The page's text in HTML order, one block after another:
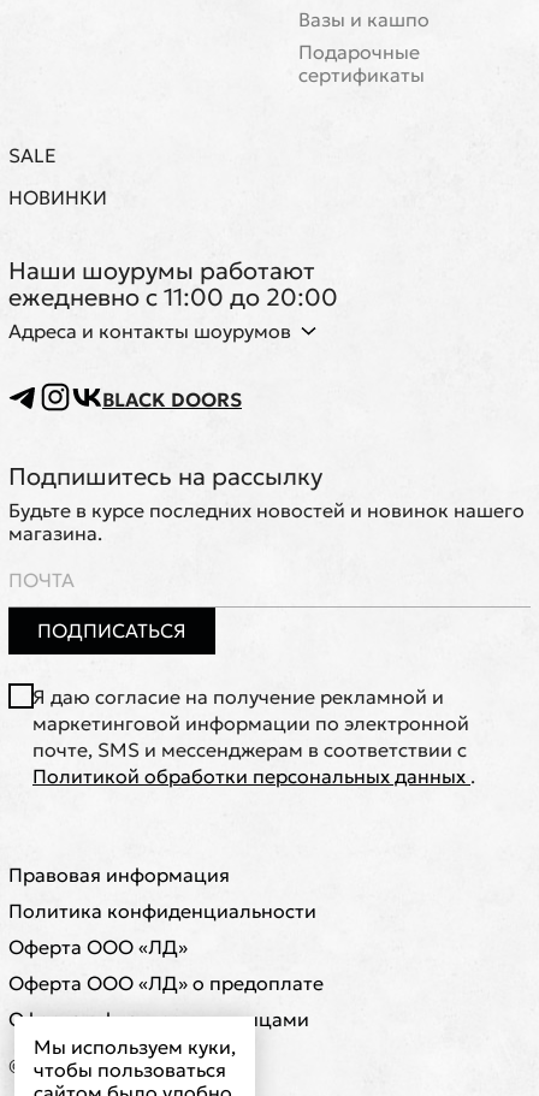
Вазы и кашпо
Подарочные
сертификаты
SALE
НОВИНКИ
Наши шоурумы работают
ежедневно с 11:00 до 20:00
Адреса и контакты шоурумов
BLACK DOORS
Подпишитесь на рассылку
Будьте в курсе последних новостей и новинок нашего
магазина.
ПОДПИСАТЬСЯ
Я даю согласие на получение рекламной и
маркетинговой информации по электронной
почте, SMS и мессенджерам в соответствии с
Политикой обработки персональных данных .
Правовая информация
Политика конфиденциальности
Оферта ООО «ЛД»
Оферта ООО «ЛД» о предоплате
Оферта с физическими лицами
© ООО "ЛД"
Мы используем куки,
чтобы пользоваться